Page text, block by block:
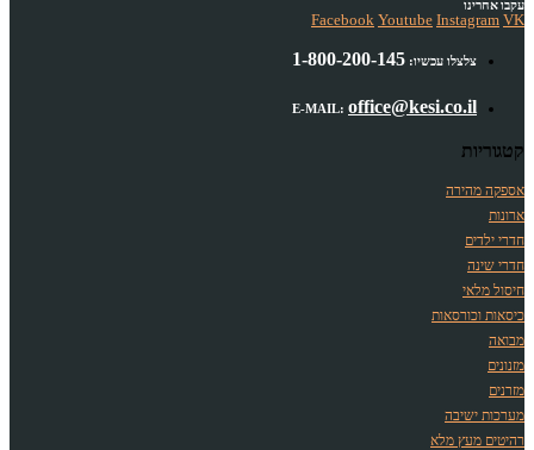
עקבו אחרינו
Facebook Youtube Instagram VK
צלצלו עכשיו: 1-800-200-145
E-MAIL: office@kesi.co.il
קטגוריות
אספקה מהירה
ארונות
חדרי ילדים
חדרי שינה
חיסול מלאי
כיסאות וכורסאות
מבואה
מזנונים
מזרנים
מערכות ישיבה
רהיטים מעץ מלא